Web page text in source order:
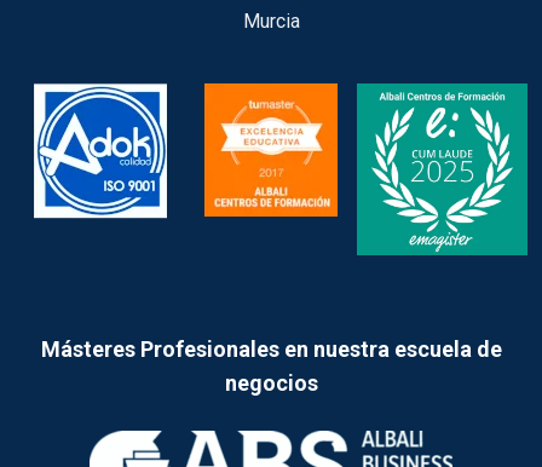
Murcia
Másteres Profesionales en nuestra escuela de
negocios